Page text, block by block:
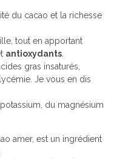
du cacao et la richesse
tout en apportant
antioxydants
gras insaturés,
Je vous en dis
du magnésium
amer, est un ingrédient